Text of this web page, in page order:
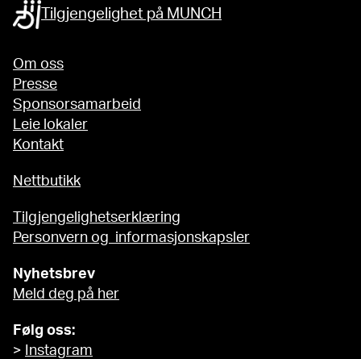
Tilgjengelighet på MUNCH
Om oss
Presse
Sponsorsamarbeid
Leie lokaler
Kontakt
Nettbutikk
Tilgjengelighetserklæring
Personvern og informasjonskapsler
Nyhetsbrev
Meld deg på her
Følg oss:
>
Instagram